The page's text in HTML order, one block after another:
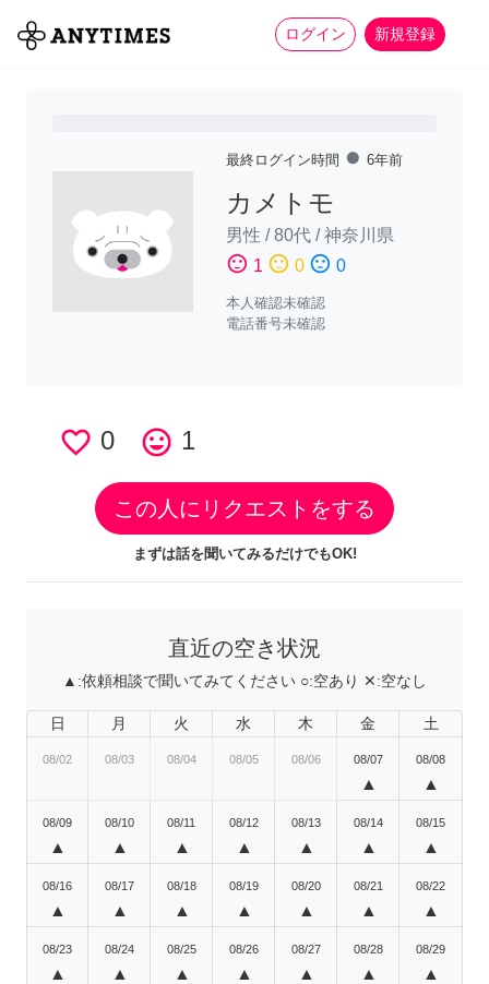
ログイン 新規登録
全て 家事 more_horiz
最終ログイン時間 fiber_manual_record 6年前
カメトモ
男性 /80代 /神奈川県
sentiment_satisfied 1 sentiment_neutral 0 sentiment_dissatisfied 0
本人確認未確認
電話番号未確認
favorite_border 0 tag_faces 1
この人にリクエストをする
まずは話を聞いてみるだけでもOK!
直近の空き状況
▲:依頼相談で聞いてみてください ○:空あり ✕:空なし
日 月 火 水 木 金 土
08/02 08/03 08/04 08/05 08/06 08/07
▲
08/08
▲
08/09
▲
08/10
▲
08/11
▲
08/12
▲
08/13
▲
08/14
▲
08/15
▲
08/16
▲
08/17
▲
08/18
▲
08/19
▲
08/20
▲
08/21
▲
08/22
▲
08/23
▲
08/24
▲
08/25
▲
08/26
▲
08/27
▲
08/28
▲
08/29
▲